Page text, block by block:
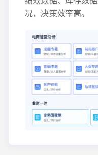
况，决策效率高。